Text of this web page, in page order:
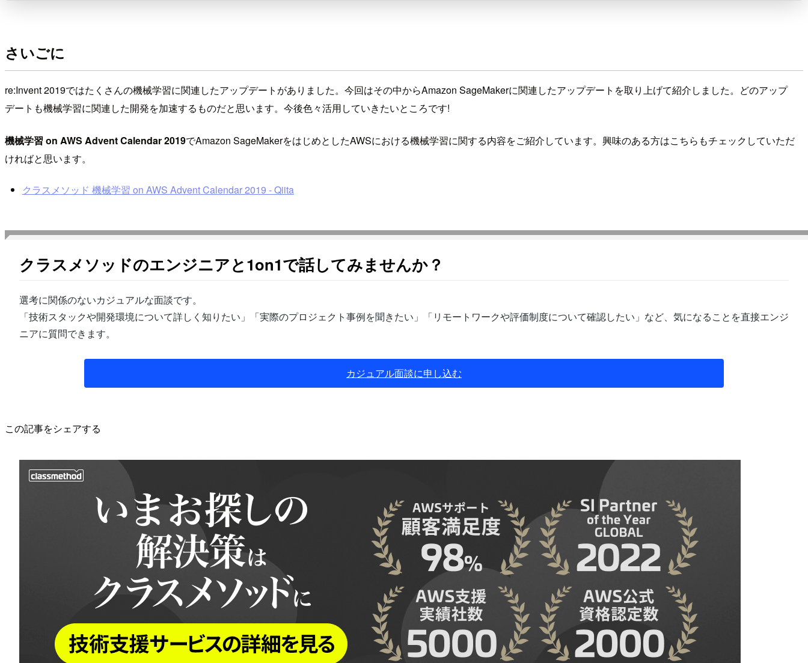
さいごに
re:Invent 2019ではたくさんの機械学習に関連したアップデートがありました。今回はその中からAmazon SageMakerに関連したアップデートを取り上げて紹介しました。どのアップ
デートも機械学習に関連した開発を加速するものだと思います。今後色々活用していきたいところです!
機械学習 on AWS Advent Calendar 2019でAmazon SageMakerをはじめとしたAWSにおける機械学習に関する内容をご紹介しています。興味のある方はこちらもチェックしていただ
ければと思います。
クラスメソッド 機械学習 on AWS Advent Calendar 2019 - Qiita
クラスメソッドのエンジニアと1on1で話してみませんか？
選考に関係のないカジュアルな面談です。
「技術スタックや開発環境について詳しく知りたい」「実際のプロジェクト事例を聞きたい」「リモートワークや評価制度について確認したい」など、気になることを直接エンジ
ニアに質問できます。
カジュアル面談に申し込む
この記事をシェアする